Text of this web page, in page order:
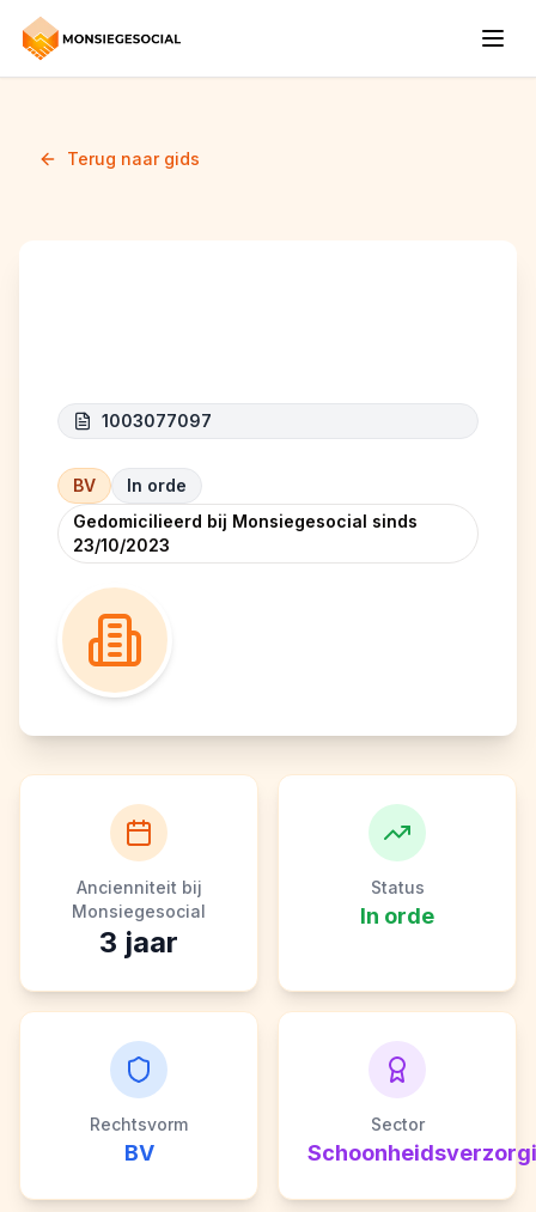
Terug naar gids
1003077097
BV
In orde
Gedomicilieerd bij Monsiegesocial sinds
23/10/2023
Ancienniteit bij
Monsiegesocial
3 jaar
Status
In orde
Rechtsvorm
BV
Sector